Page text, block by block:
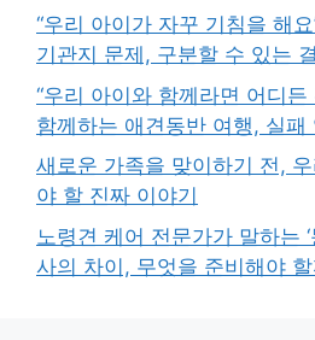
“우리 아이가 자꾸 기침을 해
기관지 문제, 구분할 수 있는
“우리 아이와 함께라면 어디
함께하는 애견동반 여행, 실패
새로운 가족을 맞이하기 전,
야 할 진짜 이야기
노령견 케어 전문가가 말하는
사의 차이, 무엇을 준비해야